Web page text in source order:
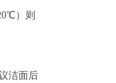
）则
洁面后